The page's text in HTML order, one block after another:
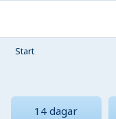
Start
14 dagar